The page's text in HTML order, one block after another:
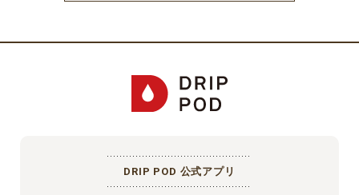
DRIP POD 公式アプリ